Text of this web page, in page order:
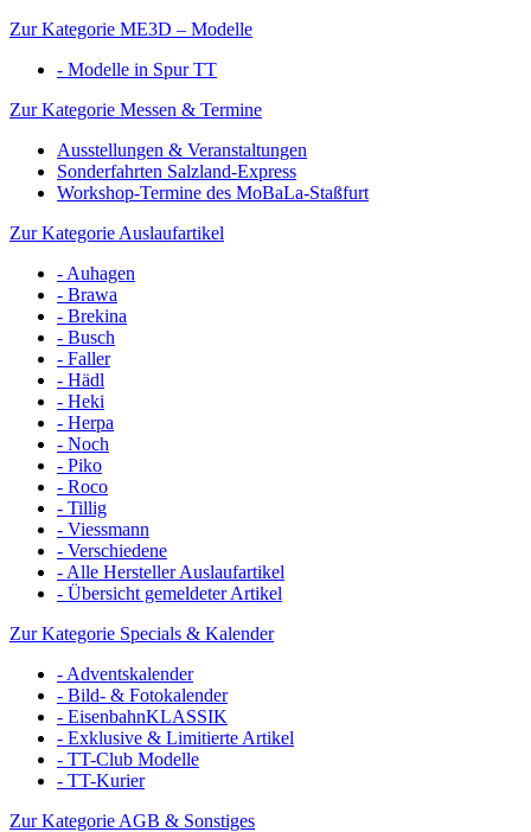
Zur Kategorie ME3D – Modelle
- Modelle in Spur TT
Zur Kategorie Messen & Termine
Ausstellungen & Veranstaltungen
Sonderfahrten Salzland-Express
Workshop-Termine des MoBaLa-Staßfurt
Zur Kategorie Auslaufartikel
- Auhagen
- Brawa
- Brekina
- Busch
- Faller
- Hädl
- Heki
- Herpa
- Noch
- Piko
- Roco
- Tillig
- Viessmann
- Verschiedene
- Alle Hersteller Auslaufartikel
- Übersicht gemeldeter Artikel
Zur Kategorie Specials & Kalender
- Adventskalender
- Bild- & Fotokalender
- EisenbahnKLASSIK
- Exklusive & Limitierte Artikel
- TT-Club Modelle
- TT-Kurier
Zur Kategorie AGB & Sonstiges